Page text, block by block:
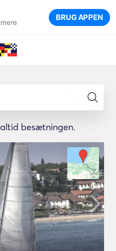
BRUG APPEN
besætningen.